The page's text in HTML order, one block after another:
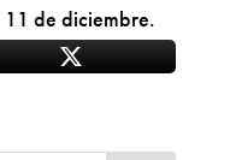
11 de diciembre.